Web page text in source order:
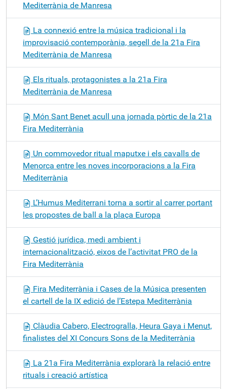
Mediterrània de Manresa
La connexió entre la música tradicional i la
improvisació contemporània, segell de la 21a Fira
Mediterrània de Manresa
Els rituals, protagonistes a la 21a Fira
Mediterrània de Manresa
Món Sant Benet acull una jornada pòrtic de la 21a
Fira Mediterrània
Un commovedor ritual maputxe i els cavalls de
Menorca entre les noves incorporacions a la Fira
Mediterrània
L’Humus Mediterrani torna a sortir al carrer portant
les propostes de ball a la plaça Europa
Gestió jurídica, medi ambient i
internacionalització, eixos de l’activitat PRO de la
Fira Mediterrània
Fira Mediterrània i Cases de la Música presenten
el cartell de la IX edició de l’Estepa Mediterrània
Clàudia Cabero, Electrogralla, Heura Gaya i Menut,
finalistes del XI Concurs Sons de la Mediterrània
La 21a Fira Mediterrània explorarà la relació entre
rituals i creació artística